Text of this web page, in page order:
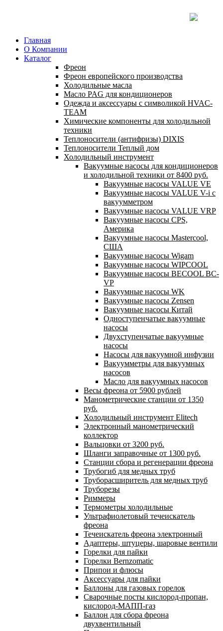
Главная
О Компании
Каталог
Фреон
Фреон европейского производства
Холодильные масла
Масло PAG для кондиционеров
Одежда и аксессуары с символикой HVAC-
TEAM
Химические компоненты для холодильной
техники
Теплоносители (антифризы) DIXIS
Теплоносители Теплый дом
Холодильный инструмент
Вакуумные насосы для кондиционеров
и холодильной техники от 8400 руб.
Вакуумные насосы VALUE VE
Вакуумные насосы VALUE V-i с
вакуумметром
Вакуумные насосы VALUE VRP
Вакуумные насосы CPS,
Америка
Вакуумные насосы Mastercool,
США
Вакуумные насосы Wigam
Вакуумные насосы WIPCOOL
Вакуумные насосы BECOOL BC-
VP
Вакуумные насосы WK
Вакуумные насосы Zensen
Вакуумные насосы Китай
Одноступенчатые вакуумные
насосы
Двухступенчатые вакуумные
насосы
Насосы для вакуумной инфузии
Вакуумметры для вакуумных
насосов
Масло для вакуумных насосов
Весы фреона от 5900 рублей
Манометрические станции от 1350
руб.
Холодильный инструмент Elitech
Электронный манометрический
коллектор
Вальцовки от 3200 руб.
Шланги заправочные от 1300 руб.
Станции сбора и регенерации фреона
Трубогиб для медных труб
Труборасширитель для медных труб
Труборезы
Риммеры
Термометры холодильные
Ультрафиолетовый течеискатель
фреона
Течеискатель фреона электронный
Адаптеры, штуцеры, шаровые вентили
Горелки для пайки
Горелки Bernzomatic
Припои и флюсы
Аксессуары для пайки
Баллоны для газовых горелок
Сварочные посты кислород-пропан,
кислород-МАПП-газ
Баллон для сбора фреона
двухвентильный